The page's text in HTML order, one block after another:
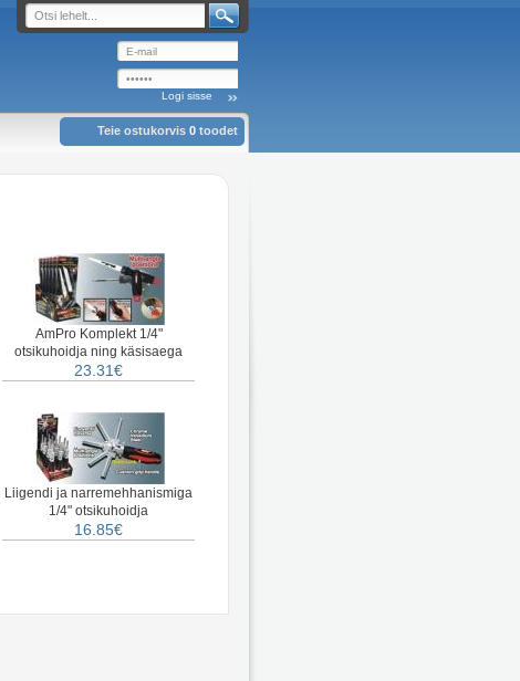
Teie ostukorvis 0 toodet
AmPro Komplekt 1/4"
otsikuhoidja ning käsisaega
23.31€
Liigendi ja narremehhanismiga
1/4" otsikuhoidja
16.85€